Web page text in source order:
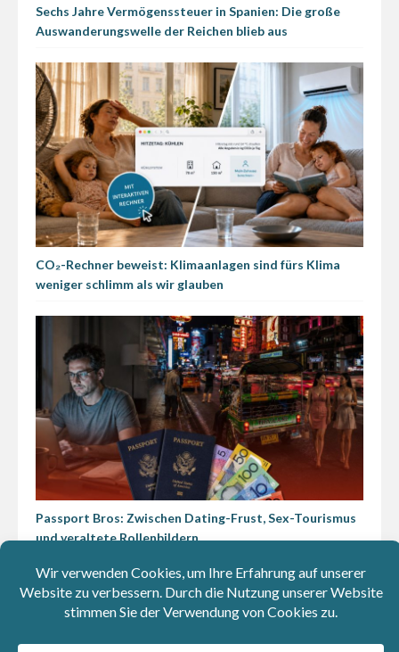
Sechs Jahre Vermögenssteuer in Spanien: Die große
Auswanderungswelle der Reichen blieb aus
CO₂-Rechner beweist: Klimaanlagen sind fürs Klima
weniger schlimm als wir glauben
Passport Bros: Zwischen Dating-Frust, Sex-Tourismus
und veraltete Rollenbildern
Social Media